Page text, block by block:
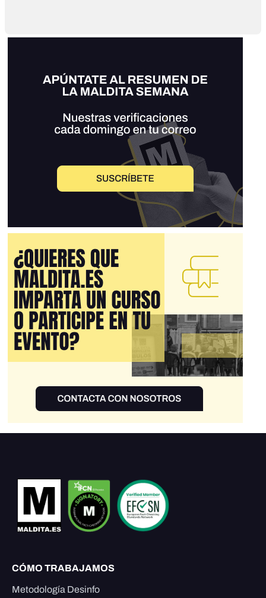
CÓMO TRABAJAMOS
Metodología Desinfo